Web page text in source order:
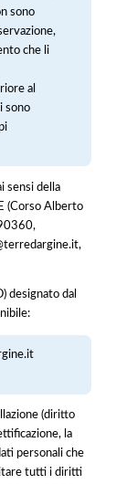
sono
che li
al
sono
sensi della
(Corso Alberto
designato dal
(diritto
la
personali che
tutti i diritti